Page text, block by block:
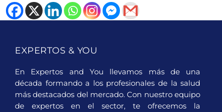
EXPERTOS & YOU
En Expertos and You llevamos más de una
década formando a los profesionales de la salud
más destacados del mercado. Con nuestro equipo
de expertos en el sector, te ofrecemos la